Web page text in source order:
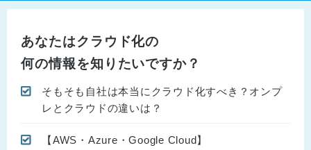
あなたはクラウド化の
何の情報を知りたいですか？
そもそも自社は本当にクラウド化すべき？オンプ
レとクラウドの違いは？
【AWS・Azure・Google Cloud】